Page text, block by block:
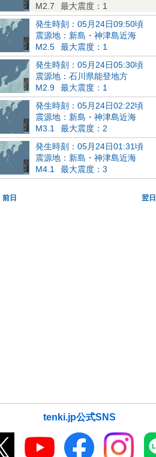
M2.7
最大震度：1
発生時刻：05月24日09:50頃
震源地：新島・神津島近海
M2.5
最大震度：1
発生時刻：05月24日05:30頃
震源地：石川県能登地方
M2.9
最大震度：1
発生時刻：05月24日02:22頃
震源地：新島・神津島近海
M3.1
最大震度：2
発生時刻：05月24日01:31頃
震源地：新島・神津島近海
M4.1
最大震度：3
前日 翌日
tenki.jp公式SNS